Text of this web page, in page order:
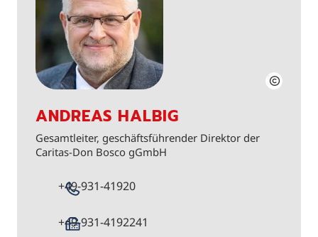
ANDREAS HALBIG
Gesamtleiter, geschäftsführender Direktor der
Caritas-Don Bosco gGmbH
+49-931-41920
+49-931-4192241